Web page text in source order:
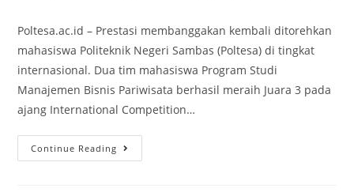
Poltesa.ac.id – Prestasi membanggakan kembali ditorehkan
mahasiswa Politeknik Negeri Sambas (Poltesa) di tingkat
internasional. Dua tim mahasiswa Program Studi
Manajemen Bisnis Pariwisata berhasil meraih Juara 3 pada
ajang International Competition…
Continue Reading